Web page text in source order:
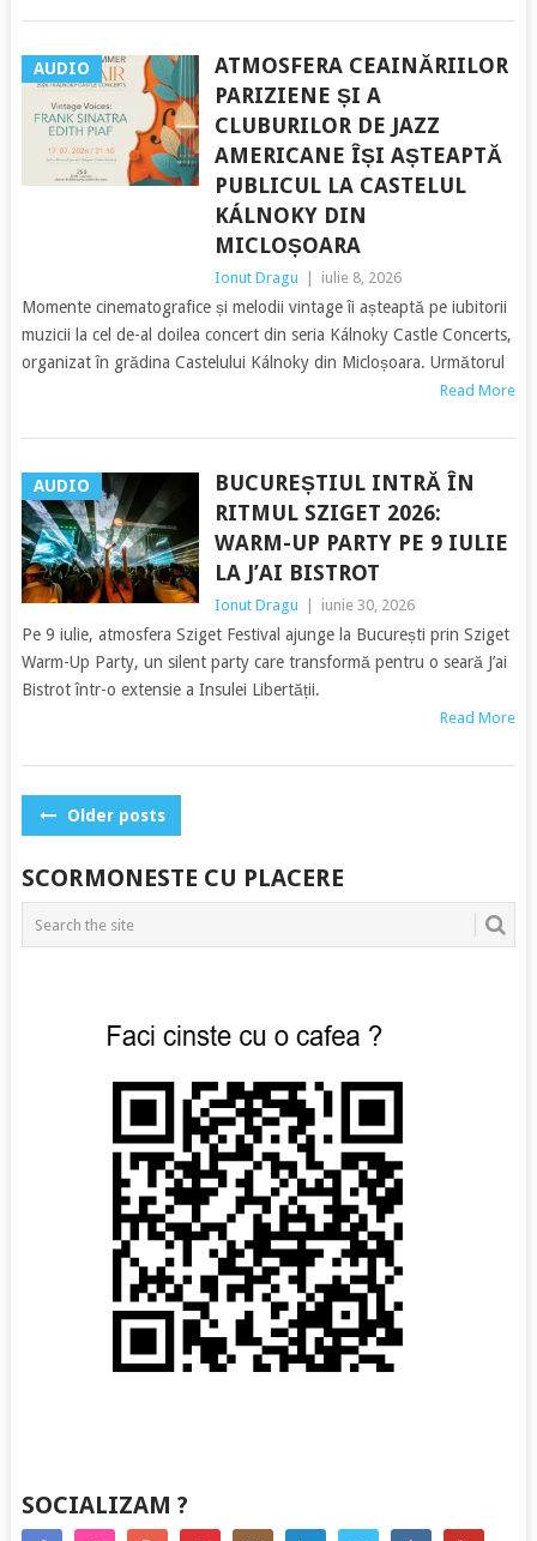
AUDIO
ATMOSFERA CEAINĂRIILOR
PARIZIENE ȘI A
CLUBURILOR DE JAZZ
AMERICANE ÎȘI AȘTEAPTĂ
PUBLICUL LA CASTELUL
KÁLNOKY DIN
MICLOȘOARA
Ionut Dragu iulie 8, 2026
Momente cinematografice și melodii vintage îi așteaptă pe iubitorii
muzicii la cel de-al doilea concert din seria Kálnoky Castle Concerts,
organizat în grădina Castelului Kálnoky din Micloșoara. Următorul
Read More
AUDIO
BUCUREȘTIUL INTRĂ ÎN
RITMUL SZIGET 2026:
WARM-UP PARTY PE 9 IULIE
LA J’AI BISTROT
Ionut Dragu iunie 30, 2026
Pe 9 iulie, atmosfera Sziget Festival ajunge la București prin Sziget
Warm-Up Party, un silent party care transformă pentru o seară J’ai
Bistrot într-o extensie a Insulei Libertății.
Read More
POSTS
Older posts
SCORMONESTE CU PLACERE
SOCIALIZAM ?